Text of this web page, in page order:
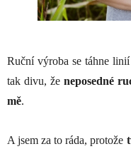
Ruční výroba se táhne
tak divu, ženeposedné
mě.
A jsem za to ráda, protože